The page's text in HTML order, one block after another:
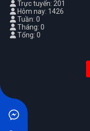
Trực tuyến: 201
Hôm nay: 1426
Tuần: 0
Tháng: 0
Tổng: 0